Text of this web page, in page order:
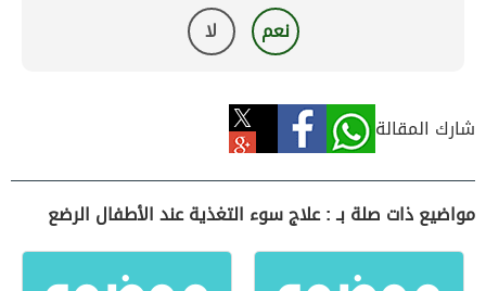
نعم لا
شارك المقالة
مواضيع ذات صلة بـ : علاج سوء التغذية عند الأطفال الرضع